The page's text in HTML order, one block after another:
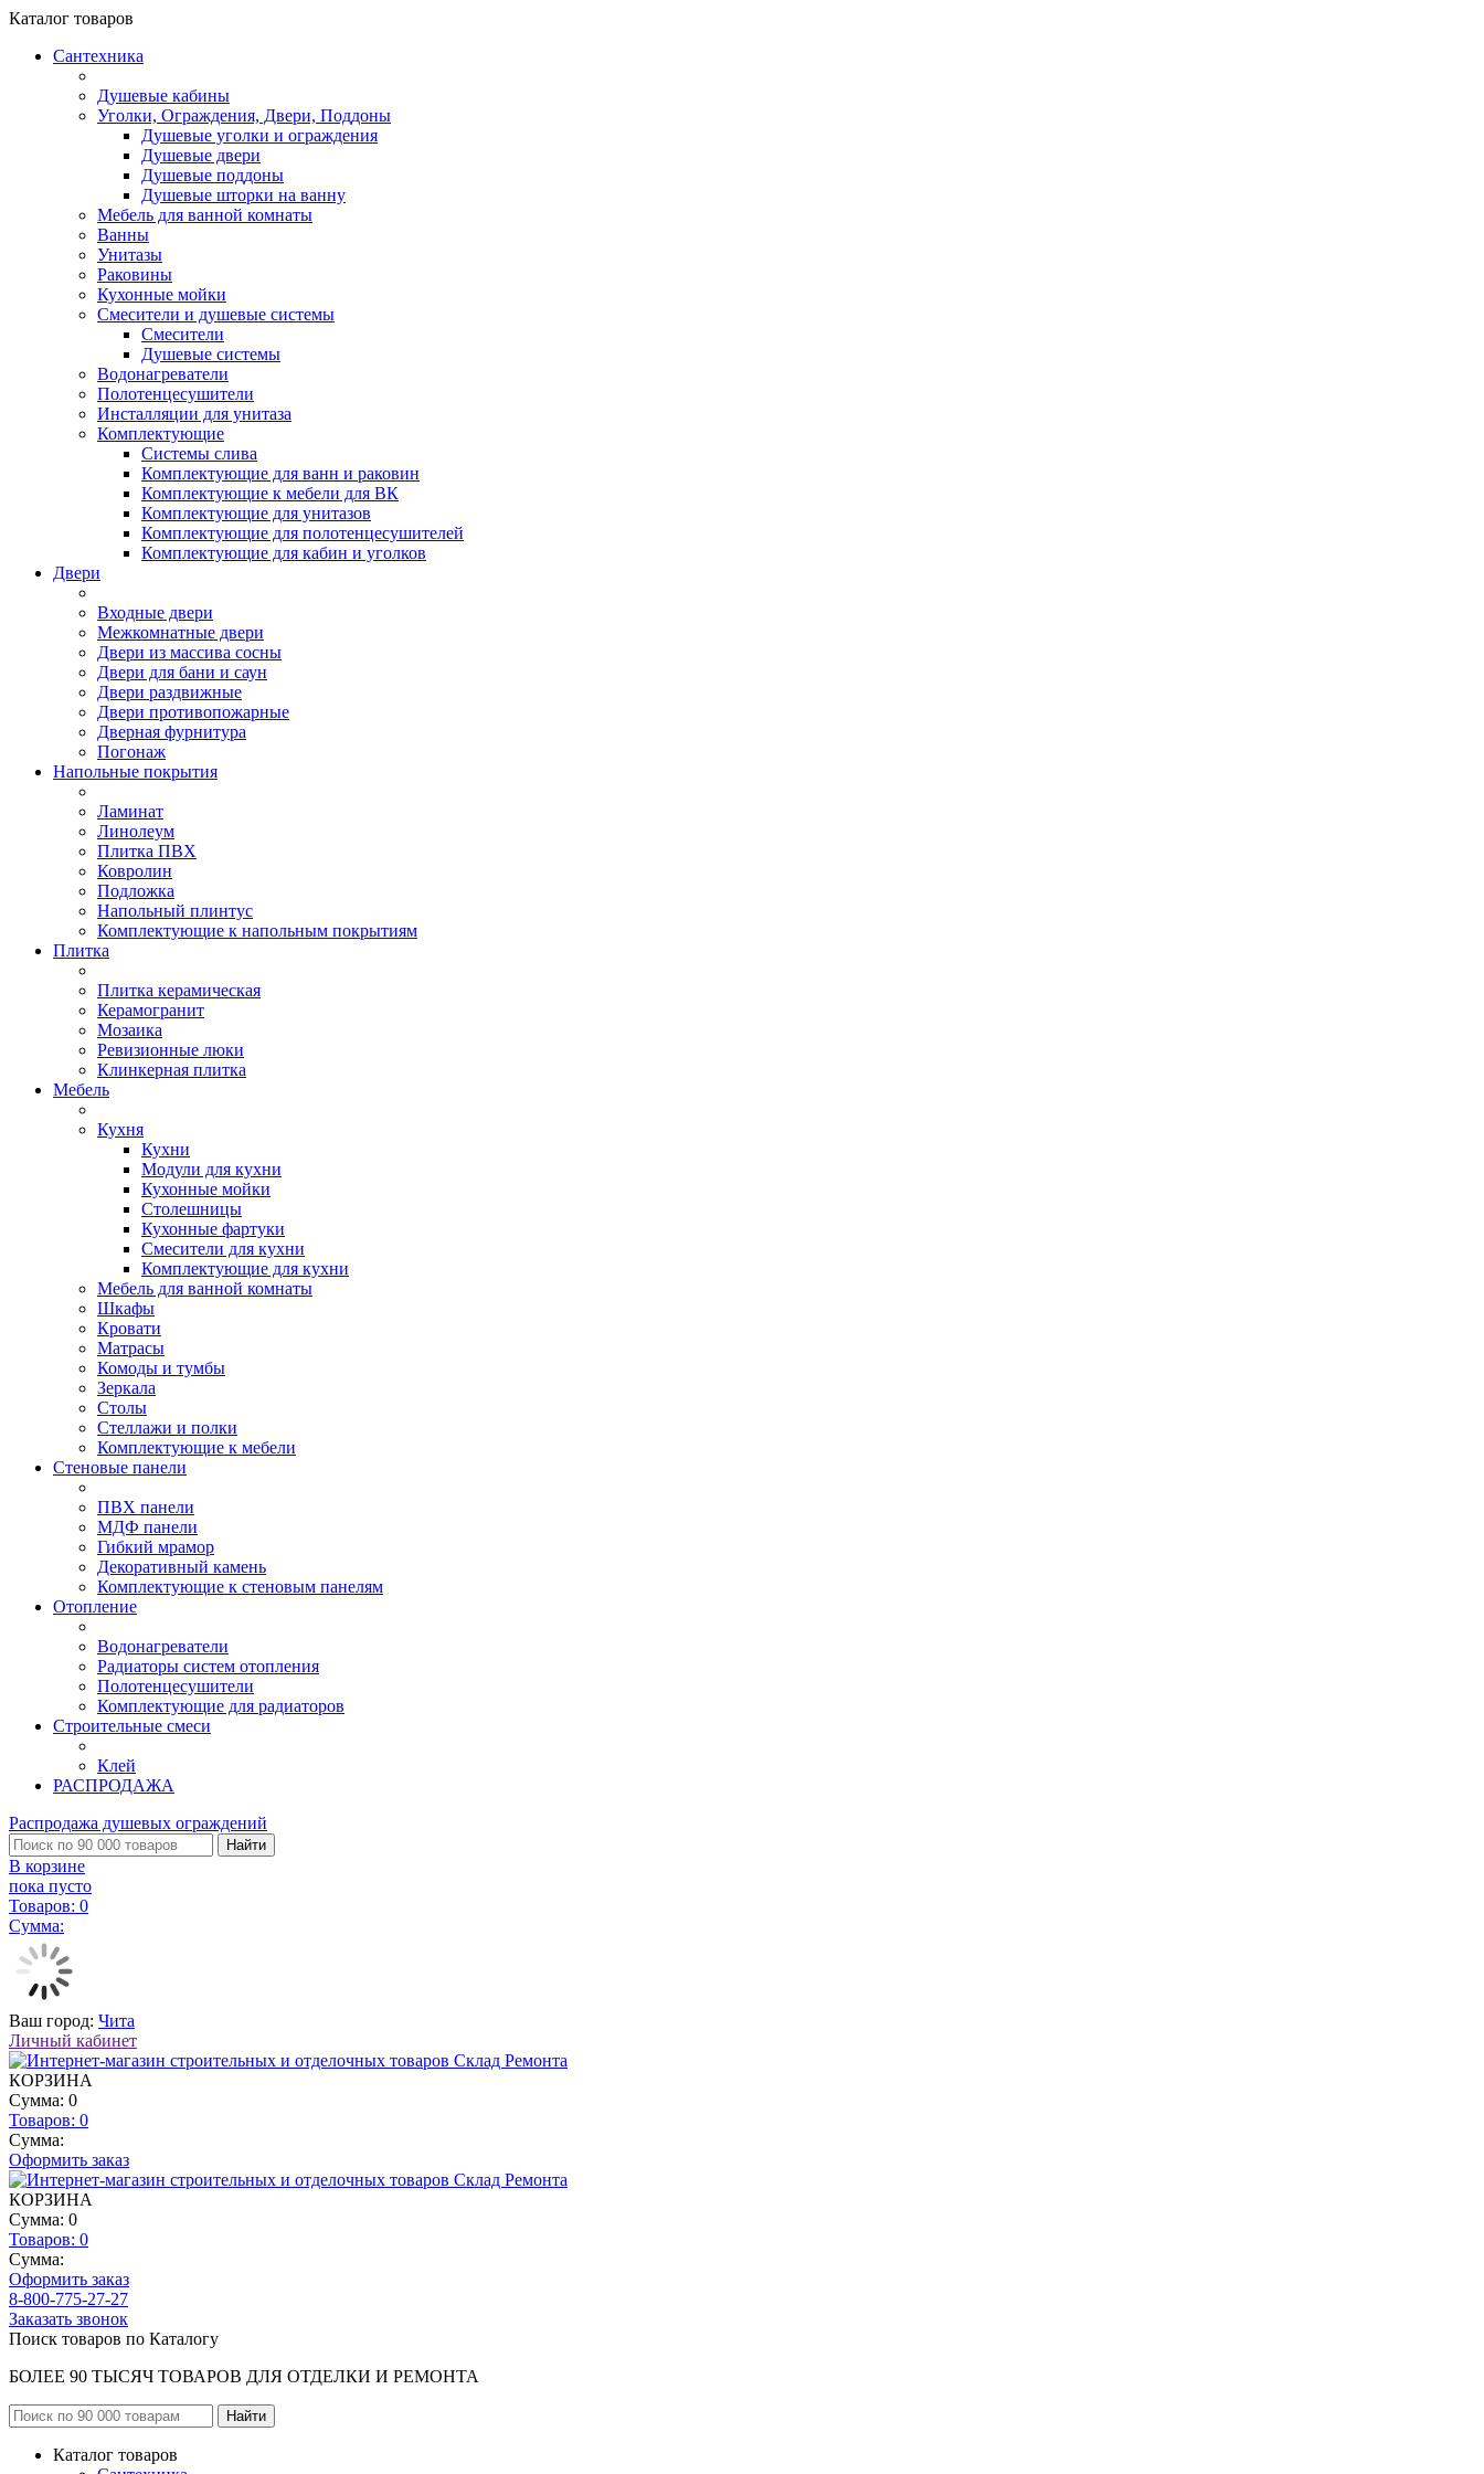
Каталог товаров
Сантехника
Душевые кабины
Уголки, Ограждения, Двери, Поддоны
Душевые уголки и ограждения
Душевые двери
Душевые поддоны
Душевые шторки на ванну
Мебель для ванной комнаты
Ванны
Унитазы
Раковины
Кухонные мойки
Смесители и душевые системы
Смесители
Душевые системы
Водонагреватели
Полотенцесушители
Инсталляции для унитаза
Комплектующие
Системы слива
Комплектующие для ванн и раковин
Комплектующие к мебели для ВК
Комплектующие для унитазов
Комплектующие для полотенцесушителей
Комплектующие для кабин и уголков
Двери
Входные двери
Межкомнатные двери
Двери из массива сосны
Двери для бани и саун
Двери раздвижные
Двери противопожарные
Дверная фурнитура
Погонаж
Напольные покрытия
Ламинат
Линолеум
Плитка ПВХ
Ковролин
Подложка
Напольный плинтус
Комплектующие к напольным покрытиям
Плитка
Плитка керамическая
Керамогранит
Мозаика
Ревизионные люки
Клинкерная плитка
Мебель
Кухня
Кухни
Модули для кухни
Кухонные мойки
Столешницы
Кухонные фартуки
Смесители для кухни
Комплектующие для кухни
Мебель для ванной комнаты
Шкафы
Кровати
Матрасы
Комоды и тумбы
Зеркала
Столы
Стеллажи и полки
Комплектующие к мебели
Стеновые панели
ПВХ панели
МДФ панели
Гибкий мрамор
Декоративный камень
Комплектующие к стеновым панелям
Отопление
Водонагреватели
Радиаторы систем отопления
Полотенцесушители
Комплектующие для радиаторов
Строительные смеси
Клей
РАСПРОДАЖА
Распродажа душевых ограждений
Найти
В корзине
пока пусто
Товаров: 0
Сумма:
Ваш город: Чита
Личный кабинет
КОРЗИНА
Сумма: 0
Товаров: 0
Сумма:
Оформить заказ
КОРЗИНА
Сумма: 0
Товаров: 0
Сумма:
Оформить заказ
8-800-775-27-27
Заказать звонок
Поиск товаров по Каталогу
БОЛЕЕ 90 ТЫСЯЧ ТОВАРОВ ДЛЯ ОТДЕЛКИ И РЕМОНТА
Каталог товаров